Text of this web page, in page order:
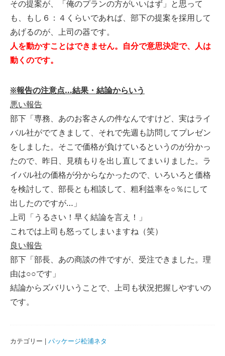
その提案が、「俺のプランの方がいいはず」と思って
も、もし６：４くらいであれば、部下の提案を採用して
あげるのが、上司の器です。
人を動かすことはできません。自分で意思決定で、人は
動くのです。
※報告の注意点…結果・結論からいう
悪い報告
部下「専務、あのお客さんの件なんですけど、実はライ
バル社がでてきまして、それで先週も訪問してプレゼン
をしました。そこで価格が負けているというのが分かっ
たので、昨日、見積もりを出し直してまいりました。ラ
イバル社の価格が分からなかったので、いろいろと価格
を検討して、部長とも相談して、粗利益率を○％にして
出したのですが…」
上司「うるさい！早く結論を言え！」
これでは上司も怒ってしまいますね（笑）
良い報告
部下「部長、あの商談の件ですが、受注できました。理
由は○○です」
結論からズバリいうことで、上司も状況把握しやすいの
です。
カテゴリー | パッケージ松浦ネタ